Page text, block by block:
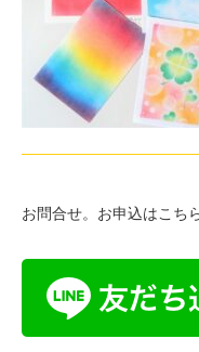
お問合せ。お申込はこち